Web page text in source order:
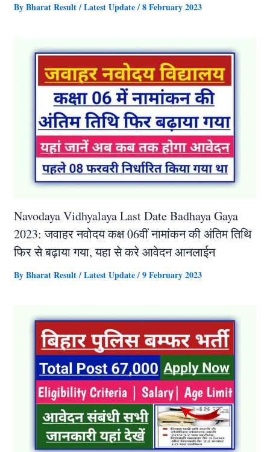
ByBharat Result/Latest Update/8 February 2023
Navodaya Vidhyalaya Last Date Badhaya Gaya
2023: जवाहर नवोदय कक्ष 06वीं नामांकन की अंतिम तिथि
फिर से बढ़ाया गया, यहा से करे आवेदन आनलाईन
ByBharat Result/Latest Update/9 February 2023